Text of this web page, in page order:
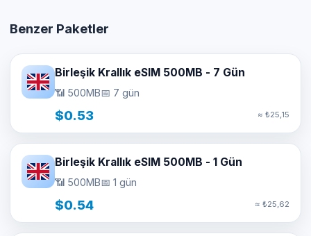
Benzer Paketler
Birleşik Krallık eSIM 500MB - 7 Gün
📶 500MB📅 7 gün
$0.53 ≈ ₺25,15
Birleşik Krallık eSIM 500MB - 1 Gün
📶 500MB📅 1 gün
$0.54 ≈ ₺25,62